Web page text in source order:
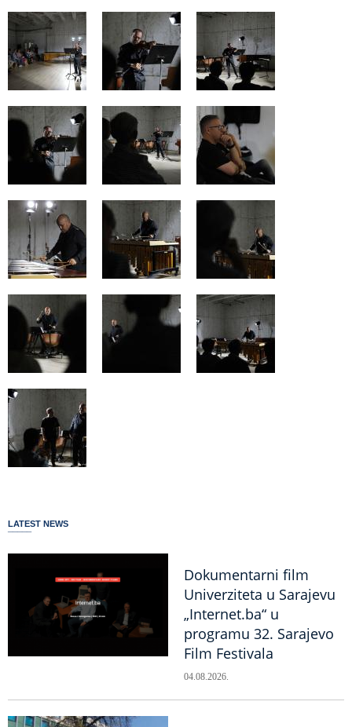
LATEST NEWS
Dokumentarni film
Univerziteta u Sarajevu
„Internet.ba“ u
programu 32. Sarajevo
Film Festivala
04.08.2026.